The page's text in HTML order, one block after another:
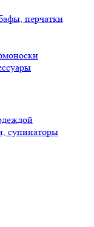
перчатки
супинаторы